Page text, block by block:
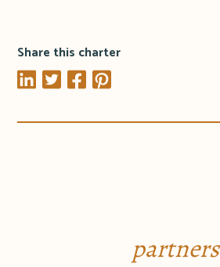
Share this charter
partners